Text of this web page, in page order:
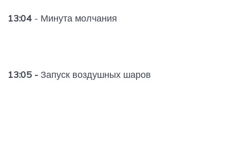
13:04 - Минута молчания
13:05 - Запуск воздушных шаров